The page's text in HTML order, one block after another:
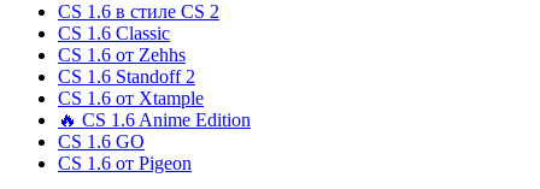
CS 1.6 в стиле CS 2
CS 1.6 Classic
CS 1.6 от Zehhs
CS 1.6 Standoff 2
CS 1.6 от Xtample
🔥 CS 1.6 Anime Edition
CS 1.6 GO
CS 1.6 от Pigeon